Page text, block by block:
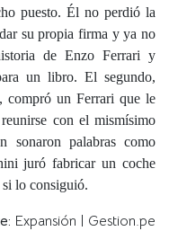
puesto. Él no perdió la
su propia firma y ya no
de Enzo Ferrari y
un libro. El segundo,
compró un Ferrari que le
con el mismísimo
sonaron palabras como
juró fabricar un coche
lo consiguió.
Expansión | Gestion.pe